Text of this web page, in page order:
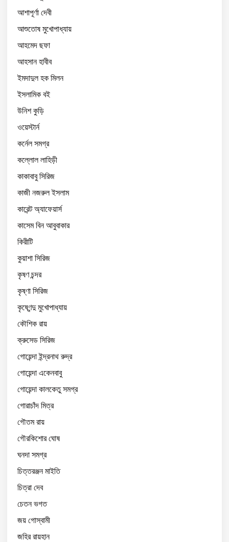
আশাপূর্ণা দেবী
আশুতোষ মুখোপাধ্যায়
আহমেদ ছফা
আহসান হাবীব
ইমদাদুল হক মিলন
ইসলামিক বই
উনিশ কুড়ি
ওয়েস্টার্ন
কর্নেল সমগ্র
কল্লোল লাহিড়ী
কাকাবাবু সিরিজ
কাজী নজরুল ইসলাম
কারেন্ট অ্যাফেয়ার্স
কাসেম বিন আবুবাকার
কিরীটি
কুয়াশা সিরিজ
কৃষণ চন্দর
কৃষ্ণা সিরিজ
কৃষ্ণেন্দু মুখোপাধ্যায়
কৌশিক রায়
ক্রুসেড সিরিজ
গোয়েন্দা ইন্দ্রনাথ রুদ্র
গোয়েন্দা একেনবাবু
গোয়েন্দা কালকেতু সমগ্র
গোরাচাঁদ মিত্র
গৌতম রায়
গৌরকিশোর ঘোষ
ঘনদা সমগ্র
চিত্তরঞ্জন মাইতি
চিত্রা দেব
চেতন ভগত
জয় গোস্বামী
জহির রায়হান